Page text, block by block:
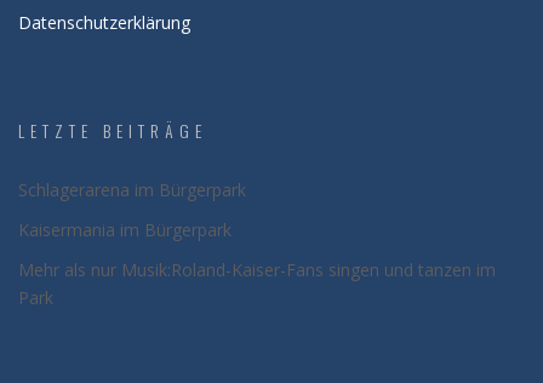
Datenschutzerklärung
LETZTE BEITRÄGE
Schlagerarena im Bürgerpark
Kaisermania im Bürgerpark
Mehr als nur Musik:Roland-Kaiser-Fans singen und tanzen im
Park